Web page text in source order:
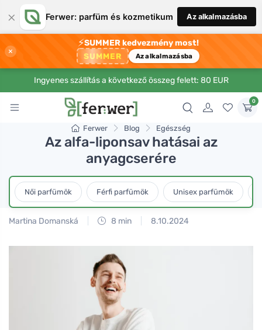
× Ferwer: parfüm és kozmetikum Az alkalmazásba
×
⚡SUMMER kedvezmény most!
SUMMER Az alkalmazásba
Ingyenes szállítás a következő összeg felett: 80 EUR
0
Ferwer Blog Egészség
Az alfa-liponsav hatásai az
anyagcserére
Női parfümök Férfi parfümök Unisex parfümök
Martina Domanská 8 min 8.10.2024